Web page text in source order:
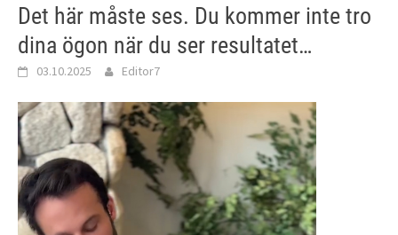
Det här måste ses. Du kommer inte tro
dina ögon när du ser resultatet…
03.10.2025 Editor7